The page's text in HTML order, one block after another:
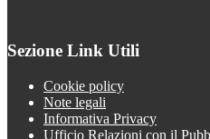
Sezione Link Utili
Cookie policy
Note legali
Informativa Privacy
Ufficio Relazioni con il